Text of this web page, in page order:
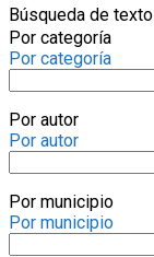
Búsqueda de texto
Por categoría
Por categoría
Por autor
Por autor
Por municipio
Por municipio